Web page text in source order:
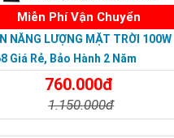
Miễn Phí Vận Chuyển
NĂNG LƯỢNG MẶT TRỜI 100W
Giá Rẻ, Bảo Hành 2 Năm
760.000đ
1.150.000đ